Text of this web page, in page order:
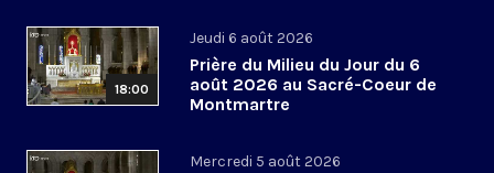
18:00
Jeudi 6 août 2026
Prière du Milieu du Jour du 6
août 2026 au Sacré-Coeur de
Montmartre
Mercredi 5 août 2026